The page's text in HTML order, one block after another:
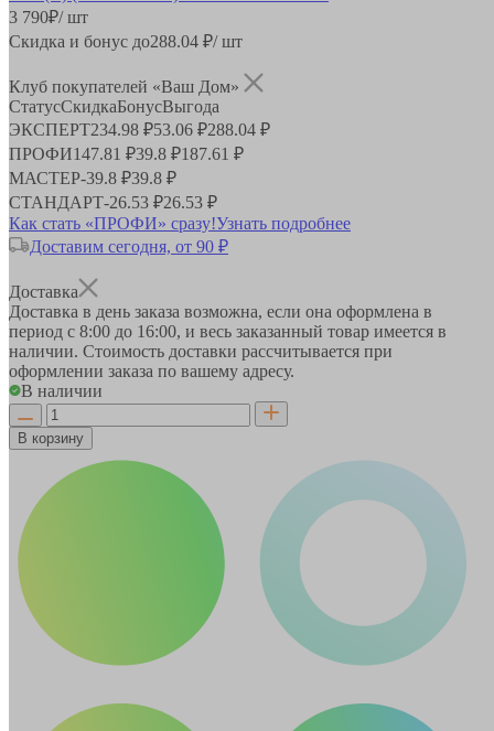
3 790₽/ шт
Скидка и бонус до288.04 ₽/ шт
Клуб покупателей «Ваш Дом»
СтатусСкидкаБонусВыгода
ЭКСПЕРТ234.98 ₽53.06 ₽288.04 ₽
ПРОФИ147.81 ₽39.8 ₽187.61 ₽
МАСТЕР-39.8 ₽39.8 ₽
СТАНДАРТ-26.53 ₽26.53 ₽
Как стать «ПРОФИ» сразу!Узнать подробнее
Доставим сегодня, от 90 ₽
Доставка
Доставка в день заказа возможна, если она оформлена в
период с 8:00 до 16:00, и весь заказанный товар имеется в
наличии. Стоимость доставки рассчитывается при
оформлении заказа по вашему адресу.
В наличии
В корзину